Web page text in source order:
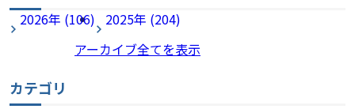
2026年 (106)
2025年 (204)
アーカイブ全てを表示
カテゴリ